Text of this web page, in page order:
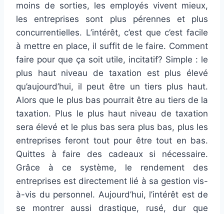
moins de sorties, les employés vivent mieux,
les entreprises sont plus pérennes et plus
concurrentielles. L’intérêt, c’est que c’est facile
à mettre en place, il suffit de le faire. Comment
faire pour que ça soit utile, incitatif? Simple : le
plus haut niveau de taxation est plus élevé
qu’aujourd’hui, il peut être un tiers plus haut.
Alors que le plus bas pourrait être au tiers de la
taxation. Plus le plus haut niveau de taxation
sera élevé et le plus bas sera plus bas, plus les
entreprises feront tout pour être tout en bas.
Quittes à faire des cadeaux si nécessaire.
Grâce à ce système, le rendement des
entreprises est directement lié à sa gestion vis-
à-vis du personnel. Aujourd’hui, l’intérêt est de
se montrer aussi drastique, rusé, dur que